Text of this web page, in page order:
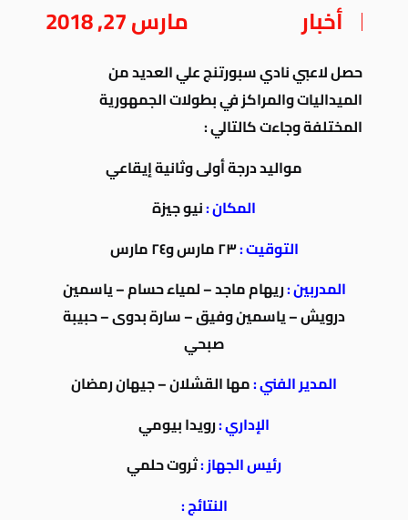
أخبار مارس 27, 2018
حصل لاعبي نادي سبورتنج علي العديد من
الميداليات والمراكز في بطولات الجمهورية
المختلفة وجاءت كالتالي :
مواليد درجة أولى وثانية إيقاعي
المكان :نيو جيزة
التوقيت :٢٣ مارس و٢٤ مارس
المدربين :ريهام ماجد – لمياء حسام – ياسمين
درويش – ياسمين وفيق – سارة بدوى – حبيبة
صبحي
المدير الفني :مها القشلان – جيهان رمضان
الإداري :رويدا بيومي
رئيس الجهاز :ثروت حلمي
النتائج :